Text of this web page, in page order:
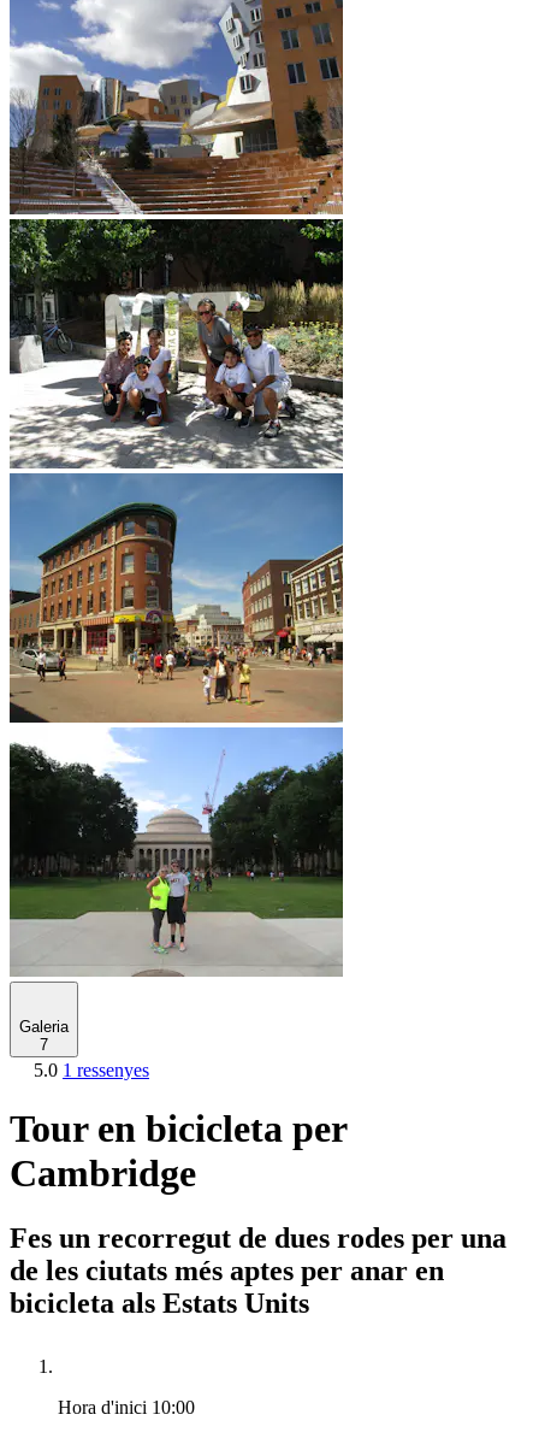
Galeria
7
5.0 1 ressenyes
Tour en bicicleta per
Cambridge
Fes un recorregut de dues rodes per una
de les ciutats més aptes per anar en
bicicleta als Estats Units
Hora d'inici 10:00